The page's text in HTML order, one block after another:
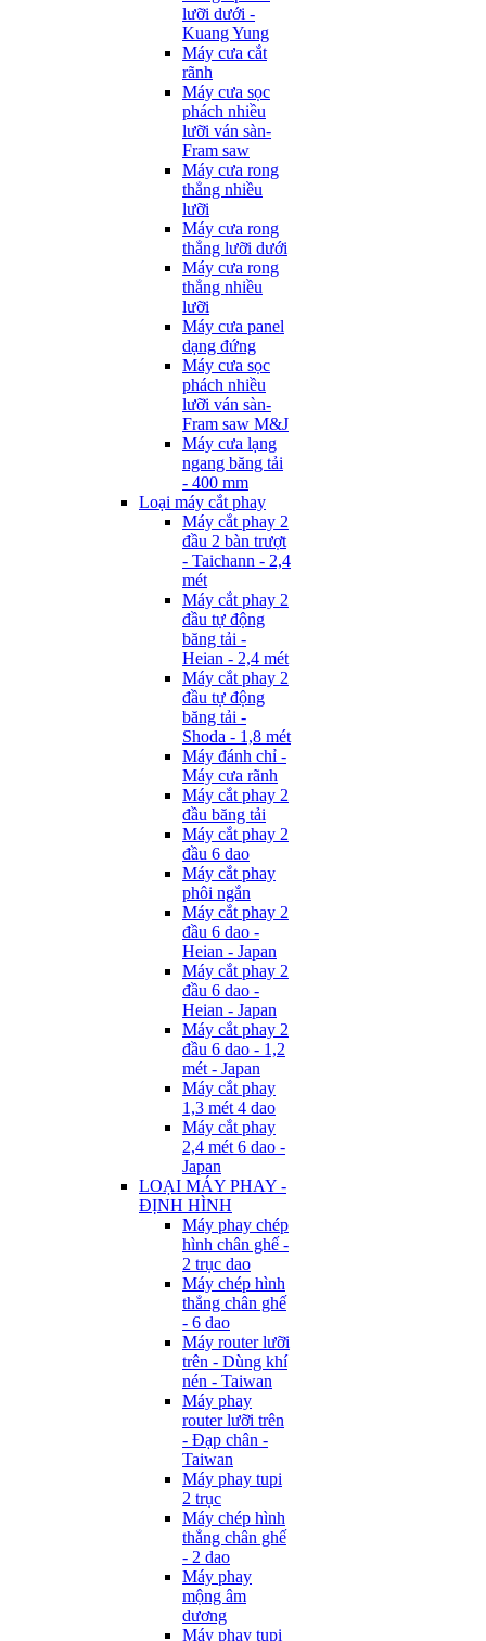
lưỡi dưới -
Kuang Yung
Máy cưa cắt
rãnh
Máy cưa sọc
phách nhiều
lưỡi ván sàn-
Fram saw
Máy cưa rong
thẳng nhiều
lưỡi
Máy cưa rong
thẳng lưỡi dưới
Máy cưa rong
thẳng nhiều
lưỡi
Máy cưa panel
dạng đứng
Máy cưa sọc
phách nhiều
lưỡi ván sàn-
Fram saw M&J
Máy cưa lạng
ngang băng tải
- 400 mm
Loại máy cắt phay
Máy cắt phay 2
đầu 2 bàn trượt
- Taichann - 2,4
mét
Máy cắt phay 2
đầu tự động
băng tải -
Heian - 2,4 mét
Máy cắt phay 2
đầu tự động
băng tải -
Shoda - 1,8 mét
Máy đánh chỉ -
Máy cưa rãnh
Máy cắt phay 2
đầu băng tải
Máy cắt phay 2
đầu 6 dao
Máy cắt phay
phôi ngắn
Máy cắt phay 2
đầu 6 dao -
Heian - Japan
Máy cắt phay 2
đầu 6 dao -
Heian - Japan
Máy cắt phay 2
đầu 6 dao - 1,2
mét - Japan
Máy cắt phay
1,3 mét 4 dao
Máy cắt phay
2,4 mét 6 dao -
Japan
LOẠI MÁY PHAY -
ĐỊNH HÌNH
Máy phay chép
hình chân ghế -
2 trục dao
Máy chép hình
thẳng chân ghế
- 6 dao
Máy router lưỡi
trên - Dùng khí
nén - Taiwan
Máy phay
router lưỡi trên
- Đạp chân -
Taiwan
Máy phay tupi
2 trục
Máy chép hình
thẳng chân ghế
- 2 dao
Máy phay
mộng âm
dương
Máy phay tupi